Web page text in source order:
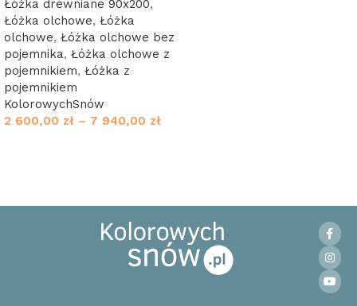
Łóżka drewniane 90x200,
Łóżka olchowe, Łóżka
olchowe, Łóżka olchowe bez
pojemnika, Łóżka olchowe z
pojemnikiem, Łóżka z
pojemnikiem
KolorowychSnów
2 600,00 zł – 7 940,00 zł